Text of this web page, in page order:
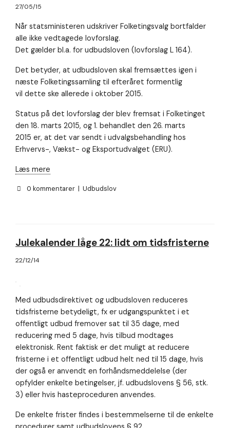
27/05/15
Når statsministeren udskriver Folketingsvalg bortfalder
alle ikke vedtagede lovforslag.
Det gælder bl.a. for udbudsloven (lovforslag L 164).
Det betyder, at udbudsloven skal fremsættes igen i
næste Folketingssamling til efteråret formentlig
vil dette ske allerede i oktober 2015.
Status på det lovforslag der blev fremsat i Folketinget
den 18. marts 2015, og 1. behandlet den 26. marts
2015 er, at det var sendt i udvalgsbehandling hos
Erhvervs-, Vækst- og Eksportudvalget (ERU).
Læs mere
0 kommentarer | Udbudslov
Julekalender låge 22: lidt om tidsfristerne
22/12/14
Med udbudsdirektivet og udbudsloven reduceres
tidsfristerne betydeligt, fx er udgangspunktet i et
offentligt udbud fremover sat til 35 dage, med
reducering med 5 dage, hvis tilbud modtages
elektronisk. Rent faktisk er det muligt at reducere
fristerne i et offentligt udbud helt ned til 15 dage, hvis
der også er anvendt en forhåndsmeddelelse (der
opfylder enkelte betingelser, jf. udbudslovens § 56, stk.
3) eller hvis hasteproceduren anvendes.
De enkelte frister findes i bestemmelserne til de enkelte